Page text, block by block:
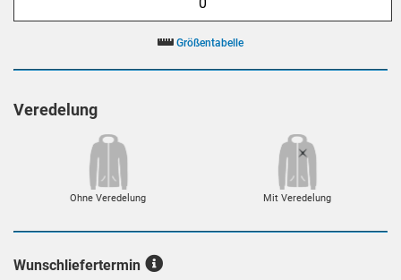
Größentabelle
Veredelung
Ohne Veredelung Mit Veredelung
Wunschliefertermin